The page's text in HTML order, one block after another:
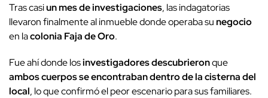
Tras casiun mes de investigaciones, las indagatorias
llevaron finalmente al inmueble donde operaba sunegocio
en lacolonia Faja de Oro.
Fue ahí donde losinvestigadores descubrieronque
ambos cuerpos se encontraban dentro de la cisterna del
local, lo que confirmó el peor escenario para sus familiares.